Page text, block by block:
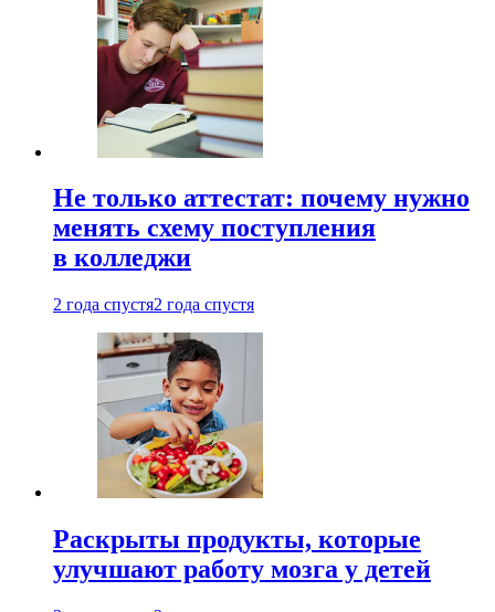
Не только аттестат: почему нужно
менять схему поступления
в колледжи
2 года спустя2 года спустя
Раскрыты продукты, которые
улучшают работу мозга у детей